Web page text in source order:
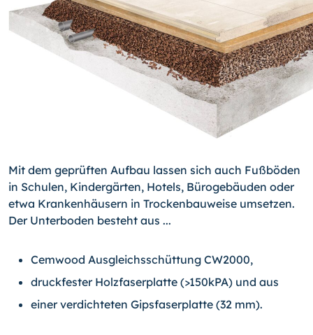
Mit dem geprüften Aufbau lassen sich auch Fußböden
in Schulen, Kindergärten, Hotels, Bürogebäuden oder
etwa Krankenhäusern in Trockenbauweise umsetzen.
Der Unterboden besteht aus ...
Cemwood Ausgleichsschüttung CW2000,
druckfester Holzfaserplatte (>150kPA) und aus
einer verdichteten Gipsfaserplatte (32 mm).